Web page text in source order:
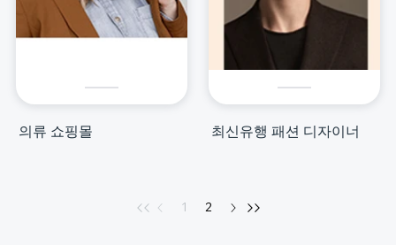
의류 쇼핑몰 최신유행 패션 디자이너
1 2